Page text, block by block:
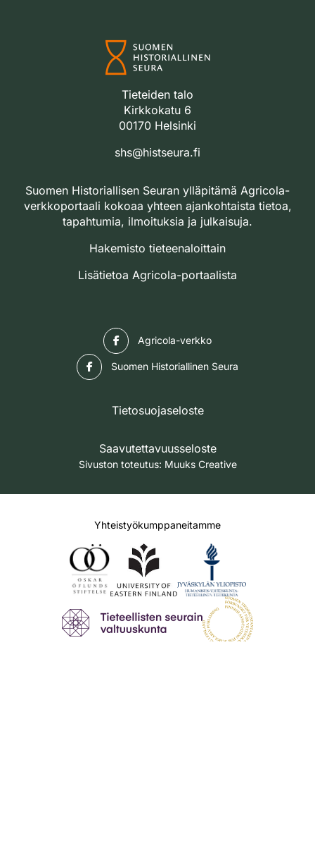
Tieteiden talo
Kirkkokatu 6
00170 Helsinki
shs@histseura.fi
Suomen Historiallisen Seuran ylläpitämä Agricola-
verkkoportaali kokoaa yhteen ajankohtaista tietoa,
tapahtumia, ilmoituksia ja julkaisuja.
Hakemisto tieteenaloittain
Lisätietoa Agricola-portaalista
Agricola-verkko
Suomen Historiallinen Seura
Tietosuojaseloste
Saavutettavuusseloste
Sivuston toteutus: Muuks Creative
Yhteistyökumppaneitamme